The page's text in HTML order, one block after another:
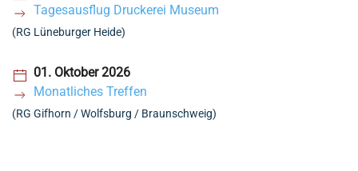
Tagesausflug Druckerei Museum
(RG Lüneburger Heide)
01. Oktober 2026
Monatliches Treffen
(RG Gifhorn / Wolfsburg / Braunschweig)